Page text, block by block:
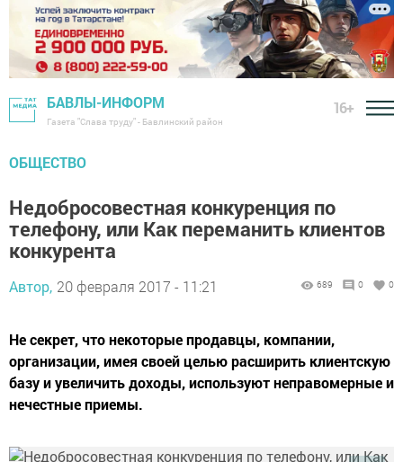
БАВЛЫ-ИНФОРМ
Газета "Слава труду" - Бавлинский район
16+
ОБЩЕСТВО
Недобросовестная конкуренция по
телефону, или Как переманить клиентов
конкурента
Автор, 20 февраля 2017 - 11:21 689 0 0
Не секрет, что некоторые продавцы, компании,
организации, имея своей целью расширить клиентскую
базу и увеличить доходы, используют неправомерные и
нечестные приемы.